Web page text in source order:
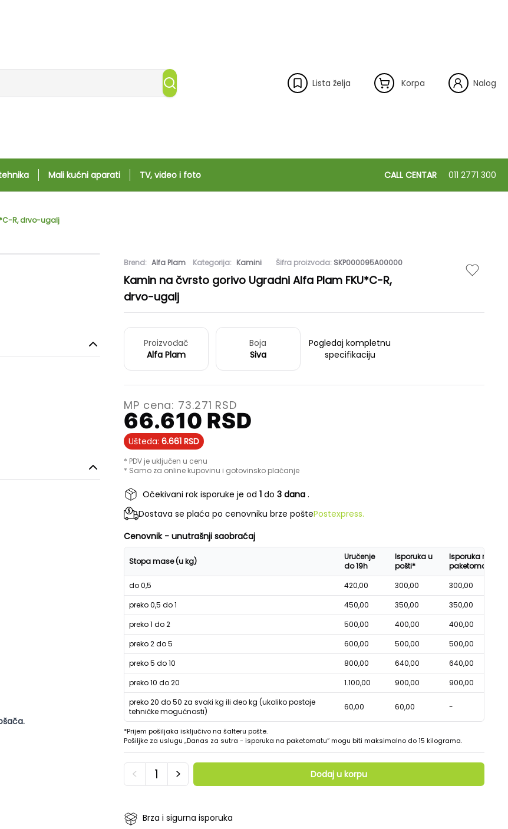
Lista želja Korpa Nalog
Mali kućni aparati TV, video i foto CALL CENTAR 011 2771 300
R, drvo-ugalj
Brend: Alfa Plam Kategorija: Kamini Šifra proizvoda: SKP000095A00000
Kamin na čvrsto gorivo Ugradni Alfa Plam FKU*C-R,
drvo-ugalj
Proizvođač
Alfa Plam
Boja
Siva
Pogledaj kompletnu
specifikaciju
MP cena: 73.271 RSD
66.610 RSD
Ušteda: 6.661 RSD
* PDV je uključen u cenu
* Samo za online kupovinu i gotovinsko plaćanje
Očekivani rok isporuke je od 1 do 3 dana .
Dostava se plaća po cenovniku brze poštePostexpress.
Cenovnik - unutrašnji saobraćaj
Stopa mase (u kg)
Uručenje
do 19h
Isporuka u
pošti*
Isporuka na
paketomatu*
do 0,5
420,00 300,00
300,00
preko 0,5 do 1
450,00 350,00
350,00
preko 1 do 2
500,00 400,00
400,00
preko 2 do 5
600,00 500,00
500,00
preko 5 do 10
800,00 640,00
640,00
preko 10 do 20
1.100,00 900,00
900,00
preko 20 do 50 za svaki kg ili deo kg (ukoliko postoje
tehničke mogućnosti)
60,00 60,00 -
*Prijem pošiljaka isključivo na šalteru pošte.
Pošiljke za uslugu „Danas za sutra - isporuka na paketomatu“ mogu biti maksimalno do 15 kilograma.
< > Dodaj u korpu
Brza i sigurna isporuka